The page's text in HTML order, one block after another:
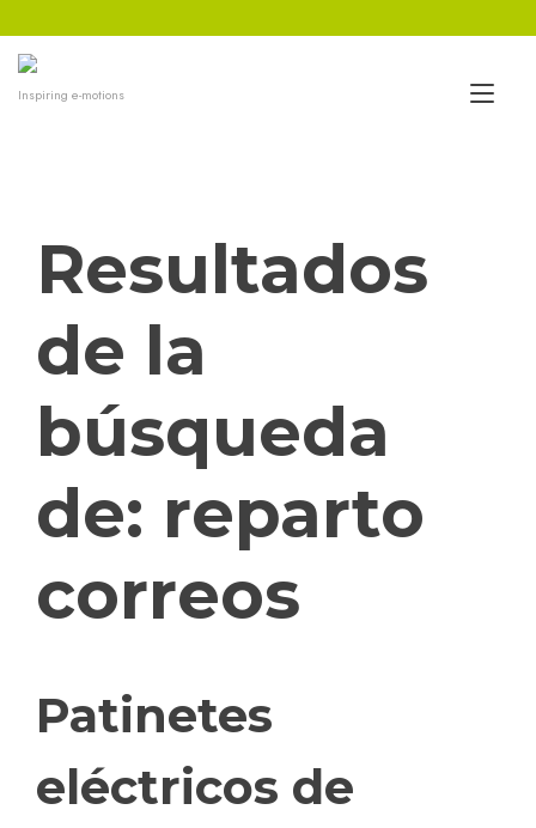
al
contenido
Inspiring e-motions
Resultados
de la
búsqueda
de: reparto
correos
Patinetes
eléctricos de